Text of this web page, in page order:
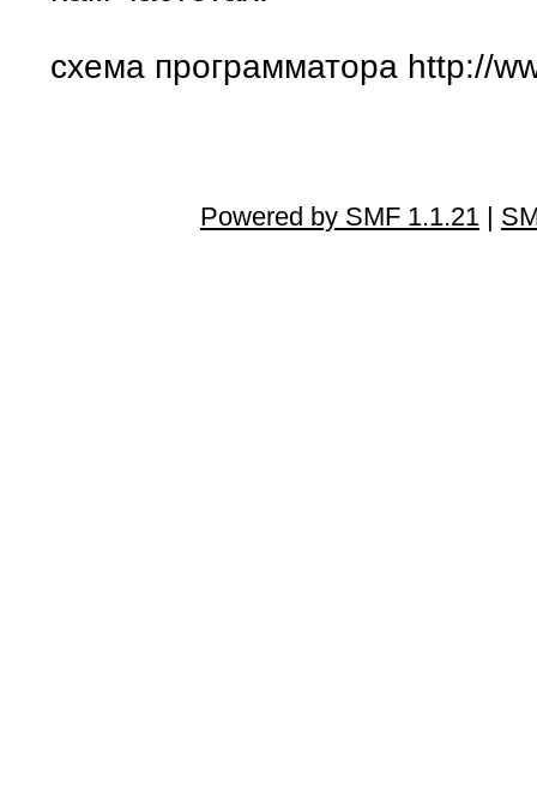
схема программатора http://
Powered by SMF 1.1.21 |